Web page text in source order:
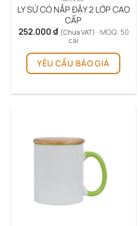
LY SỨ CÓ NẮP ĐẬY 2 LỚP CAO
CẤP
252.000 ₫ (Chưa VAT) · MOQ: 50
cái
YÊU CẦU BÁO GIÁ